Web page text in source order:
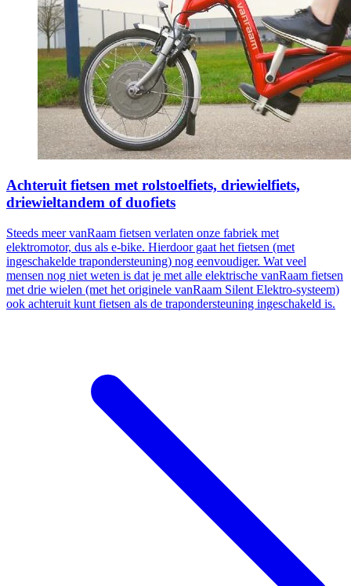
Achteruit fietsen met rolstoelfiets, driewielfiets,
driewieltandem of duofiets
Steeds meer vanRaam fietsen verlaten onze fabriek met
elektromotor, dus als e-bike. Hierdoor gaat het fietsen (met
ingeschakelde trapondersteuning) nog eenvoudiger. Wat veel
mensen nog niet weten is dat je met alle elektrische vanRaam fietsen
met drie wielen (met het originele vanRaam Silent Elektro-systeem)
ook achteruit kunt fietsen als de trapondersteuning ingeschakeld is.